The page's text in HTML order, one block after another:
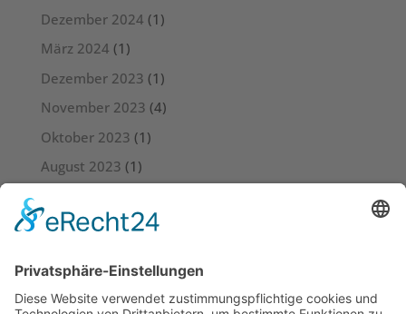
Dezember 2024 (1)
März 2024 (1)
Dezember 2023 (1)
November 2023 (4)
Oktober 2023 (1)
August 2023 (1)
Juni 2023(3)
April 2023